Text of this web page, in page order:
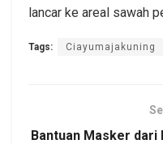
lancar ke areal sawah
Tags: Ciayumajakuning
Bantuan Masker dari